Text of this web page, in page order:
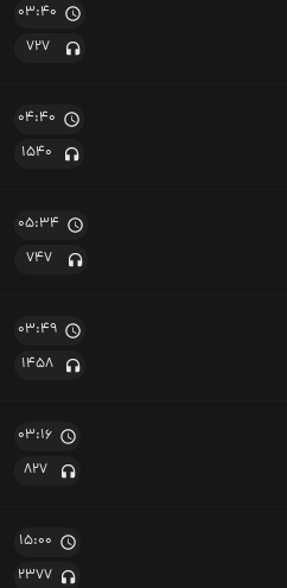
03:40
727
04:40
1540
05:34
747
03:49
1458
03:16
827
15:00
2377